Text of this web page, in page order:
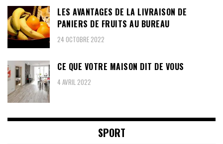
LES AVANTAGES DE LA LIVRAISON DE
PANIERS DE FRUITS AU BUREAU
24 OCTOBRE 2022
CE QUE VOTRE MAISON DIT DE VOUS
4 AVRIL 2022
SPORT